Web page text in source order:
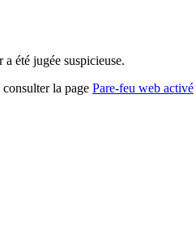
été jugée suspicieuse.
la page Pare-feu web activé